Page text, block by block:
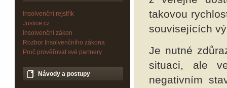
Insolvenční rejstřík
Justice.cz
Insolvenční zákon
Rozbor Insolvenčního zákona
Proč prověřovat své partnery
Návody a postupy
takovou
souvisejících
Je nutné
situaci, ale
negativním